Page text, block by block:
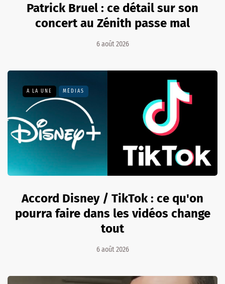
Patrick Bruel : ce détail sur son
concert au Zénith passe mal
6 août 2026
A LA UNE MÉDIAS
Accord Disney / TikTok : ce qu'on
pourra faire dans les vidéos change
tout
6 août 2026